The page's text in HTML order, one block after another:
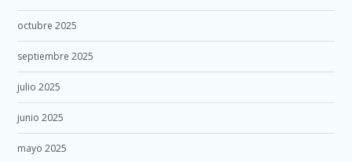
octubre 2025
septiembre 2025
julio 2025
junio 2025
mayo 2025